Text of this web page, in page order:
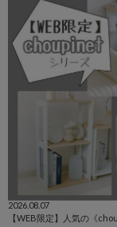
2026.08.07